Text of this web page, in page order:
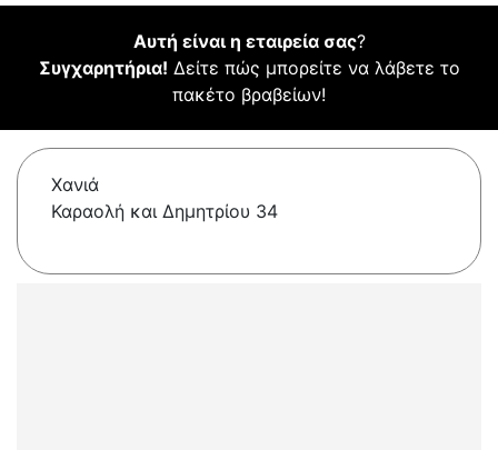
Αυτή είναι η εταιρεία σας?
Συγχαρητήρια! Δείτε πώς μπορείτε να λάβετε το
πακέτο βραβείων!
Χανιά
Καραολή και Δημητρίου 34